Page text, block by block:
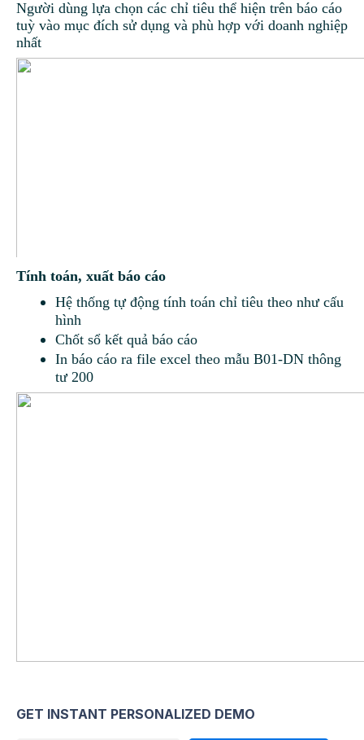
Người dùng lựa chọn các chỉ tiêu thể hiện trên báo cáo
tuỳ vào mục đích sử dụng và phù hợp với doanh nghiệp
nhất
Tính toán, xuất báo cáo
Hệ thống tự động tính toán chỉ tiêu theo như cấu
hình
Chốt sổ kết quả báo cáo
In báo cáo ra file excel theo mẫu B01-DN thông
tư 200
GET INSTANT PERSONALIZED DEMO